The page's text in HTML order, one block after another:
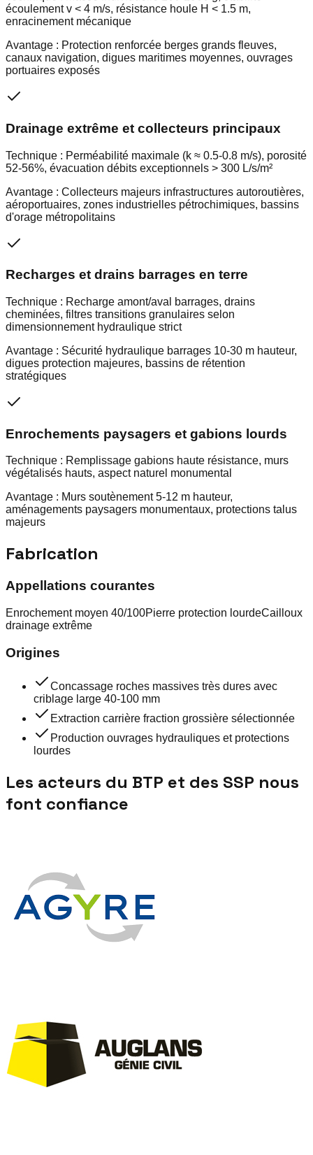
écoulement v < 4 m/s, résistance houle H < 1.5 m,
enracinement mécanique
Avantage : Protection renforcée berges grands fleuves,
canaux navigation, digues maritimes moyennes, ouvrages
portuaires exposés
Drainage extrême et collecteurs principaux
Technique : Perméabilité maximale (k ≈ 0.5-0.8 m/s), porosité
52-56%, évacuation débits exceptionnels > 300 L/s/m²
Avantage : Collecteurs majeurs infrastructures autoroutières,
aéroportuaires, zones industrielles pétrochimiques, bassins
d'orage métropolitains
Recharges et drains barrages en terre
Technique : Recharge amont/aval barrages, drains
cheminées, filtres transitions granulaires selon
dimensionnement hydraulique strict
Avantage : Sécurité hydraulique barrages 10-30 m hauteur,
digues protection majeures, bassins de rétention
stratégiques
Enrochements paysagers et gabions lourds
Technique : Remplissage gabions haute résistance, murs
végétalisés hauts, aspect naturel monumental
Avantage : Murs soutènement 5-12 m hauteur,
aménagements paysagers monumentaux, protections talus
majeurs
Fabrication
Appellations courantes
Enrochement moyen 40/100Pierre protection lourdeCailloux
drainage extrême
Origines
Concassage roches massives très dures avec
criblage large 40-100 mm
Extraction carrière fraction grossière sélectionnée
Production ouvrages hydrauliques et protections
lourdes
Les acteurs du BTP et des SSP nous
font confiance